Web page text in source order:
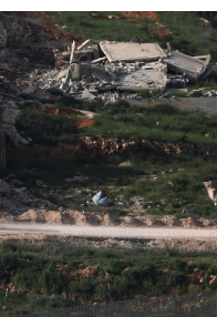
Mondiali calcio 2026